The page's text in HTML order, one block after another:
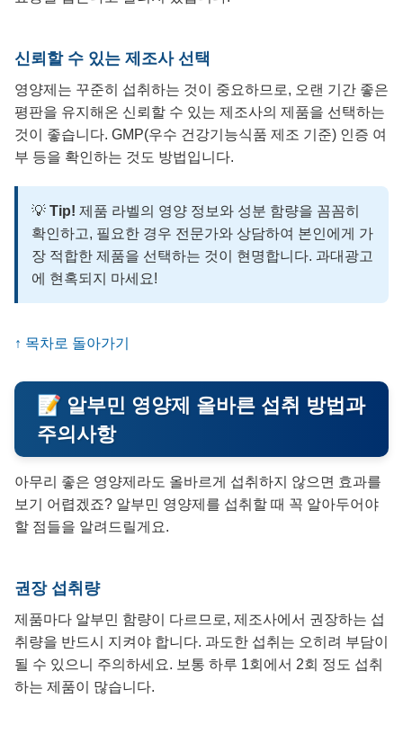
신뢰할 수 있는 제조사 선택
영양제는 꾸준히 섭취하는 것이 중요하므로, 오랜 기간 좋은
평판을 유지해온 신뢰할 수 있는 제조사의 제품을 선택하는
것이 좋습니다. GMP(우수 건강기능식품 제조 기준) 인증 여
부 등을 확인하는 것도 방법입니다.
💡 Tip! 제품 라벨의 영양 정보와 성분 함량을 꼼꼼히
확인하고, 필요한 경우 전문가와 상담하여 본인에게 가
장 적합한 제품을 선택하는 것이 현명합니다. 과대광고
에 현혹되지 마세요!
↑ 목차로 돌아가기
📝 알부민 영양제 올바른 섭취 방법과
주의사항
아무리 좋은 영양제라도 올바르게 섭취하지 않으면 효과를
보기 어렵겠죠? 알부민 영양제를 섭취할 때 꼭 알아두어야
할 점들을 알려드릴게요.
권장 섭취량
제품마다 알부민 함량이 다르므로, 제조사에서 권장하는 섭
취량을 반드시 지켜야 합니다. 과도한 섭취는 오히려 부담이
될 수 있으니 주의하세요. 보통 하루 1회에서 2회 정도 섭취
하는 제품이 많습니다.